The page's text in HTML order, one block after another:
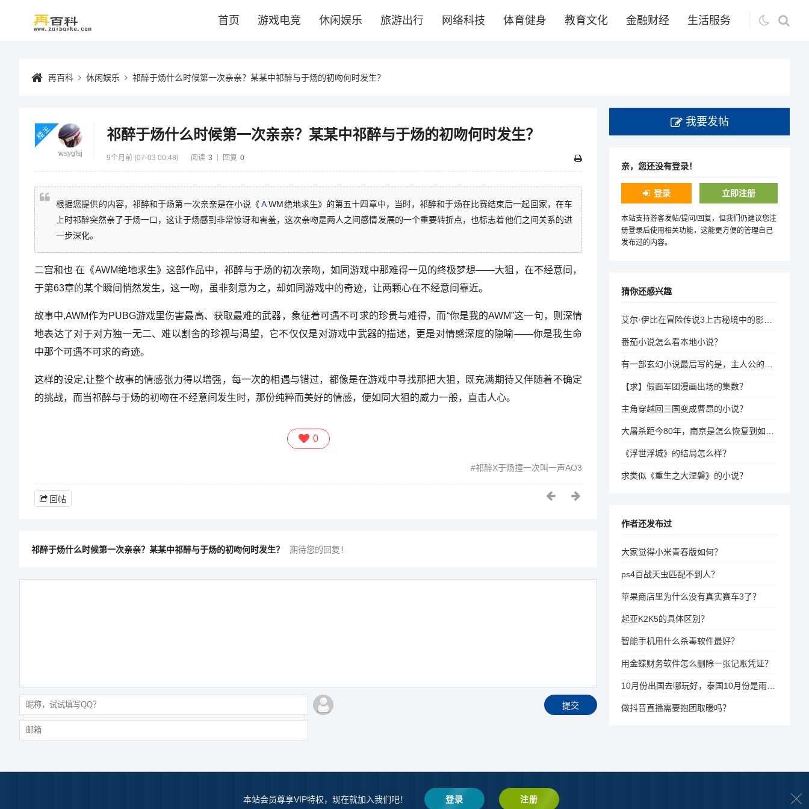
首页 游戏电竞 休闲娱乐 旅游出行 网络科技 体育健身 教育文化 金融财经 生活服务
再百科 休闲娱乐 祁醉于炀什么时候第一次亲亲？某某中祁醉与于炀的初吻何时发生？
祁醉于炀什么时候第一次亲亲？某某中祁醉与于炀的初吻何时发生？
9个月前 (07-03 00:48) 阅读 3 回复 0
wsygfsj
楼主
根据您提供的内容，祁醉和于炀第一次亲亲是在小说《 AWM绝地求生》的第五十四章中，当时，祁醉和于炀在比赛结束后一起回家，在车
上时祁醉突然亲了于炀一口，这让于炀感到非常惊讶和害羞，这次亲吻是两人之间感情发展的一个重要转折点，也标志着他们之间关系的进
一步深化。
二宫和也 在《AWM绝地求生》这部作品中，祁醉与于炀的初次亲吻，如同游戏中那难得一见的终极梦想——大狙，在不经意间，
于第63章的某个瞬间悄然发生，这一吻，虽非刻意为之，却如同游戏中的奇迹，让两颗心在不经意间靠近。
故事中,AWM作为PUBG游戏里伤害最高、获取最难的武器，象征着可遇不可求的珍贵与难得，而“你是我的AWM”这一句，则深情
地表达了对于对方独一无二、难以割舍的珍视与渴望，它不仅仅是对游戏中武器的描述，更是对情感深度的隐喻——你是我生命
中那个可遇不可求的奇迹。
这样的设定,让整个故事的情感张力得以增强，每一次的相遇与错过，都像是在游戏中寻找那把大狙，既充满期待又伴随着不确定
的挑战，而当祁醉与于炀的初吻在不经意间发生时，那份纯粹而美好的情感，便如同大狙的威力一般，直击人心。
0
祁醉X于炀撞一次叫一声AO3
回帖
祁醉于炀什么时候第一次亲亲？某某中祁醉与于炀的初吻何时发生？ 期待您的回复！
我要发帖
亲，您还没有登录！
登录 立即注册
本站支持游客发帖/提问/回复，但我们仍建议您注
册登录后使用相关功能，这能更方便的管理自己
发布过的内容。
猜你还感兴趣
艾尔·伊比在冒险传说3上古秘境中的影响力最大，因为她拥有更长的技能线和更强的战斗技巧，能够在战斗中占据优势。
番茄小说怎么看本地小说？
有一部玄幻小说最后写的是，主人公的世界是在一个蝴蝶翅膀里，每次蝴蝶合翅膀就会毁灭世界，这个是什么？
【求】假面军团漫画出场的集数？
主角穿越回三国变成曹昂的小说？
大屠杀距今80年，南京是怎么恢复到如今的繁华？
《浮世浮城》的结局怎么样？
求类似《重生之大涅磐》的小说？
作者还发布过
大家觉得小米青春版如何？
ps4百战天虫匹配不到人？
苹果商店里为什么没有真实赛车3了？
起亚K2K5的具体区别？
智能手机用什么杀毒软件最好？
用金蝶财务软件怎么删除一张记账凭证？
10月份出国去哪玩好，泰国10月份是雨季，有影响吗？
做抖音直播需要抱团取暖吗？
关于我们 | 版权声明| 合作共赢
网站地图
本站会员尊享VIP特权，现在就加入我们吧！ 登录 注册